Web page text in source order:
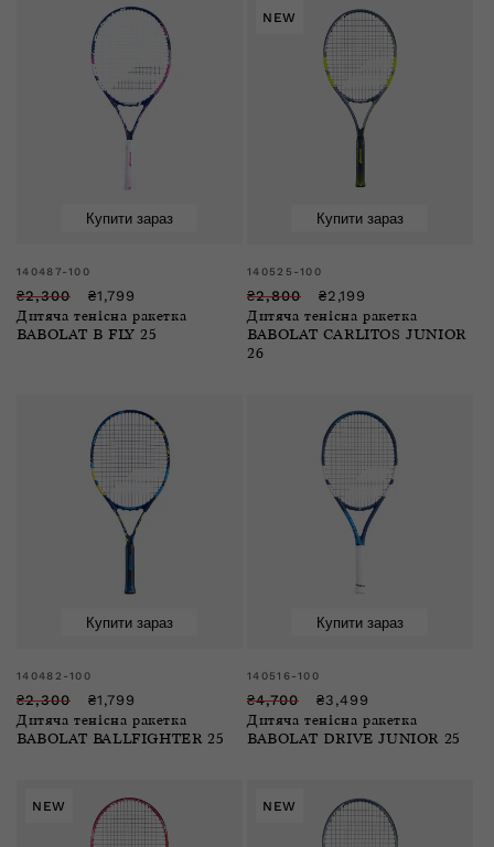
Купити зараз
Розпродаж
Продавець:
140487-100
Звичайна
ціна
₴2,300
Ціна
зі
₴1,799
Дитяча тенісна ракетка
BABOLAT B FLY 25
NEW
Купити зараз
Розпродаж
Продавець:
140525-100
Звичайна
ціна
₴2,800
Ціна
зі
₴2,199
Дитяча тенісна ракетка
BABOLAT CARLITOS JUNIOR
26
Купити зараз
Розпродаж
Продавець:
140482-100
Звичайна
ціна
₴2,300
Ціна
зі
₴1,799
Дитяча тенісна ракетка
BABOLAT BALLFIGHTER 25
Купити зараз
Розпродаж
Продавець:
140516-100
Звичайна
ціна
₴4,700
Ціна
зі
₴3,499
Дитяча тенісна ракетка
BABOLAT DRIVE JUNIOR 25
NEW NEW